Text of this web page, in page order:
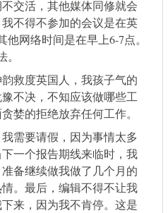
交活，其他媒体同修就会
不得不参加的会议是在英
网络时间是在早上6-7点。
救度英国人，我孩子气的
不决，不知应该做哪些工
婪的拒绝放弃任何工作。
需要请假，因为事情太多
一个报告期线来临时，我
备继续做我做了几个月的
。最后，编辑不得不让我
来，因为我不肯停。这是